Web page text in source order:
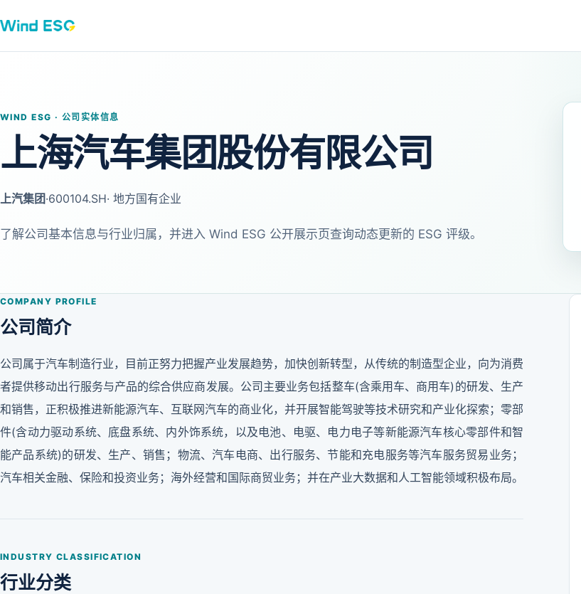
WIND ESG · 公司实体信息
上海汽车集团股份有限公司
上汽集团·600104.SH· 地方国有企业
了解公司基本信息与行业归属，并进入 Wind ESG 公开展示页查询动态更新的 ESG 评级。
COMPANY PROFILE
公司简介
公司属于汽车制造行业，目前正努力把握产业发展趋势，加快创新转型，从传统的制造型企业，向为消费
者提供移动出行服务与产品的综合供应商发展。公司主要业务包括整车(含乘用车、商用车)的研发、生产
和销售，正积极推进新能源汽车、互联网汽车的商业化，并开展智能驾驶等技术研究和产业化探索；零部
件(含动力驱动系统、底盘系统、内外饰系统，以及电池、电驱、电力电子等新能源汽车核心零部件和智
能产品系统)的研发、生产、销售；物流、汽车电商、出行服务、节能和充电服务等汽车服务贸易业务；
汽车相关金融、保险和投资业务；海外经营和国际商贸业务；并在产业大数据和人工智能领域积极布局。
INDUSTRY CLASSIFICATION
行业分类